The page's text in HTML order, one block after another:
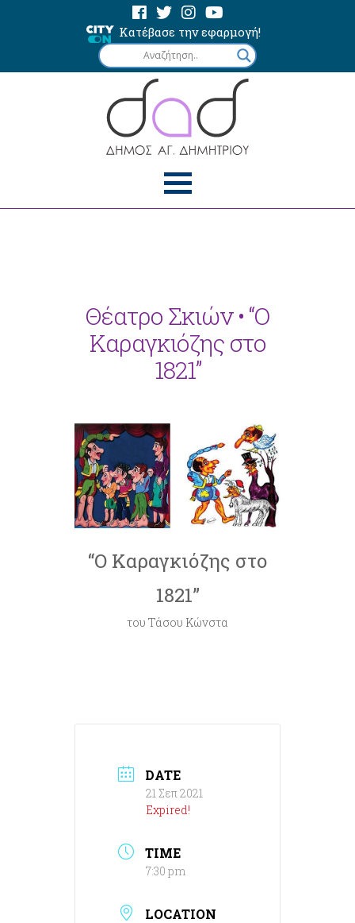
Κατέβασε την εφαρμογή!
Θέατρο Σκιών • “Ο
Καραγκιόζης στο
1821”
“Ο Καραγκιόζης στο
1821”
του Τάσου Κώνστα
DATE
21 Σεπ 2021
Expired!
TIME
7:30 pm
LOCATION